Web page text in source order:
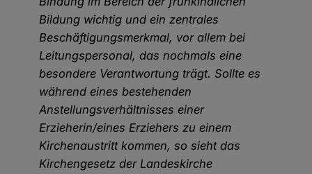
Bildung wichtig und ein zentrales
Beschäftigungsmerkmal, vor allem bei
Leitungspersonal, das nochmals eine
besondere Verantwortung trägt. Sollte es
während eines bestehenden
Anstellungsverhältnisses einer
Erzieherin/eines Erziehers zu einem
Kirchenaustritt kommen, so sieht das
Kirchengesetz der Landeskirche